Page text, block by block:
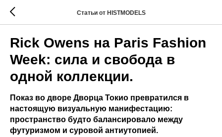
Статьи от HISTMODELS
Rick Owens на Paris Fashion
Week: сила и свобода в
одной коллекции.
Показ во дворе Дворца Токио превратился в
настоящую визуальную манифестацию:
пространство будто балансировало между
футуризмом и суровой антиутопией.